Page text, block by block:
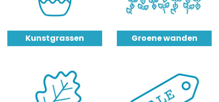
Kunstgrassen Groene wanden